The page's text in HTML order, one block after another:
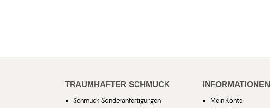
TRAUMHAFTER SCHMUCK
Schmuck Sonderanfertigungen
INFORMATIONEN
Mein Konto